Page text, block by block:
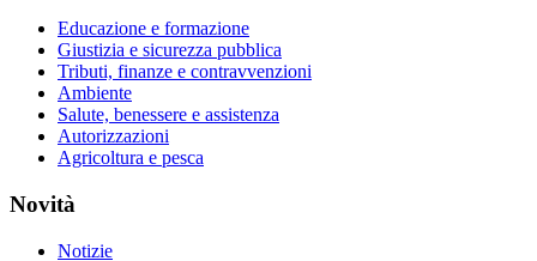
Educazione e formazione
Giustizia e sicurezza pubblica
Tributi, finanze e contravvenzioni
Ambiente
Salute, benessere e assistenza
Autorizzazioni
Agricoltura e pesca
Novità
Notizie